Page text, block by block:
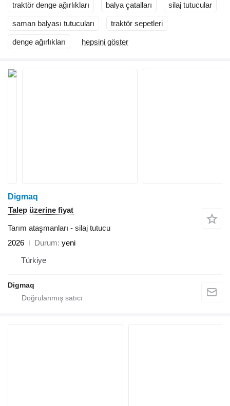
traktör denge ağırlıkları balya çatalları silaj tutucular
saman balyası tutucuları traktör sepetleri
denge ağırlıkları hepsini göster
Digmaq
Talep üzerine fiyat
Tarım ataşmanları - silaj tutucu
2026
Durum yeni
Türkiye
Digmaq